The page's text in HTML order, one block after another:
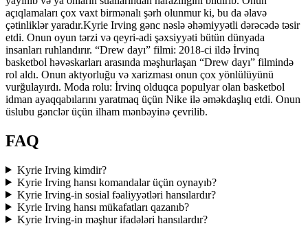
açıqlamaları çox vaxt birmənalı şərh olunmur ki, bu da əlavə
çətinliklər yaradır.Kyrie Irving gənc nəslə əhəmiyyətli dərəcədə təsir
etdi. Onun oyun tərzi və qeyri-adi şəxsiyyəti bütün dünyada
insanları ruhlandırır. “Drew dayı” filmi: 2018-ci ildə İrvinq
basketbol həvəskarları arasında məşhurlaşan “Drew dayı” filmində
rol aldı. Onun aktyorluğu və xarizması onun çox yönlülüyünü
vurğulayırdı. Moda rolu: İrvinq olduqca populyar olan basketbol
idman ayaqqabılarını yaratmaq üçün Nike ilə əməkdaşlıq etdi. Onun
üslubu gənclər üçün ilham mənbəyinə çevrilib.
FAQ
Kyrie Irving kimdir?
Kyrie Irving hansı komandalar üçün oynayıb?
Kyrie Irving-in sosial fəaliyyətləri hansılardır?
Kyrie Irving hansı mükafatları qazanıb?
Kyrie Irving-in məşhur ifadələri hansılardır?